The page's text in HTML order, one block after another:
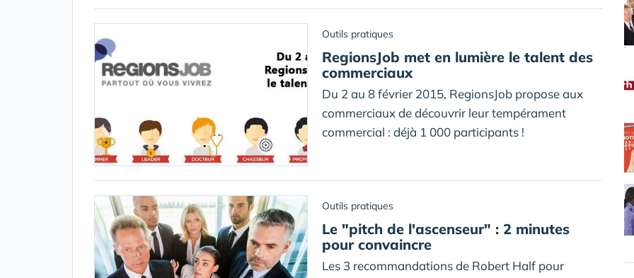
Outils pratiques
RegionsJob met en lumière le talent des
commerciaux
Du 2 au 8 février 2015, RegionsJob propose aux
commerciaux de découvrir leur tempérament
commercial : déjà 1 000 participants !
Outils pratiques
Le "pitch de l'ascenseur" : 2 minutes
pour convaincre
Les 3 recommandations de Robert Half pour